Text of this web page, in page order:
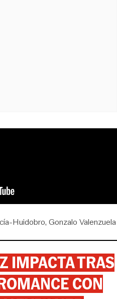
Huidobro Gonzalo Valenzuela
IMPACTA TRAS
CON